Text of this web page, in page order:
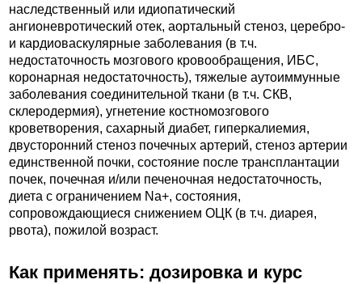
наследственный или идиопатический
ангионевротический отек, аортальный стеноз, церебро-
и кардиоваскулярные заболевания (в т.ч.
недостаточность мозгового кровообращения, ИБС,
коронарная недостаточность), тяжелые аутоиммунные
заболевания соединительной ткани (в т.ч. СКВ,
склеродермия), угнетение костномозгового
кроветворения, сахарный диабет, гиперкалиемия,
двусторонний стеноз почечных артерий, стеноз артерии
единственной почки, состояние после трансплантации
почек, почечная и/или печеночная недостаточность,
диета с ограничением Na+, состояния,
сопровождающиеся снижением ОЦК (в т.ч. диарея,
рвота), пожилой возраст.
Как применять: дозировка и курс